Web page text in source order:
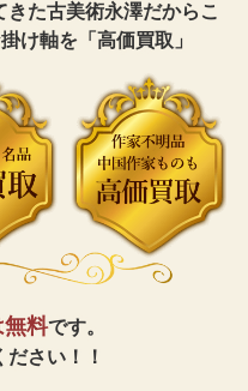
た古美術永澤だからこ
け軸を「高価買取」
無料です。
さい！！